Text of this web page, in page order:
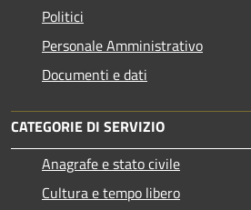
Politici
Personale Amministrativo
Documenti e dati
CATEGORIE DI SERVIZIO
Anagrafe e stato civile
Cultura e tempo libero